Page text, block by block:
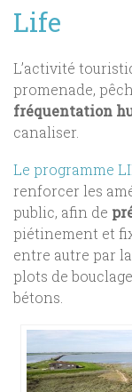
Life
L’activité
promenade,
fréquentation
canaliser.
Le programme
renforcer les
public, afin de
piétinement et
entre autre par
plots de
bétons.